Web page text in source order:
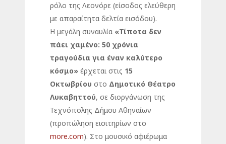
ρόλο της Λεονόρε (είσοδος ελεύθερη
με απαραίτητα δελτία εισόδου).
H μεγάλη συναυλία «Τίποτα δεν
πάει χαμένο: 50 χρόνια
τραγούδια για έναν καλύτερο
κόσμο» έρχεται στις 15
Οκτωβρίου στο Δημοτικό Θέατρο
Λυκαβηττού, σε διοργάνωση της
Τεχνόπολης Δήμου Αθηναίων
(προπώληση εισιτηρίων στο
more.com). Στο μουσικό αφιέρωμα